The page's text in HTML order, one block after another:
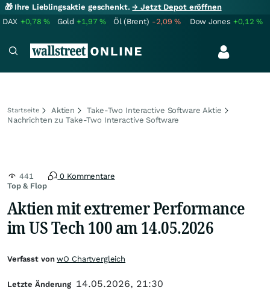
🎁 Ihre Lieblingsaktie geschenkt.→ Jetzt Depot eröffnen
DAX +0,78% Gold +1,97% Öl (Brent) -2,09% Dow Jones +0,12%
Startseite Aktien
Take-Two Interactive Software Aktie
Nachrichten zu Take-Two Interactive Software
Top & Flop
441 0 Kommentare
Aktien mit extremer Performance
im US Tech 100 am 14.05.2026
Verfasst vonwO Chartvergleich
Letzte Änderung 14.05.2026, 21:30